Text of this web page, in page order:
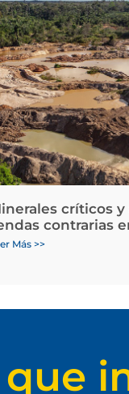
críticos
contrarias
Más >>